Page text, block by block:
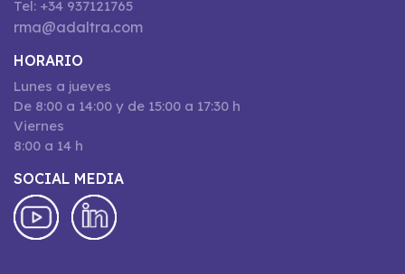
Tel: +34 937121765
rma@adaltra.com
HORARIO
Lunes a jueves
De 8:00 a 14:00 y de 15:00 a 17:30 h
Viernes
8:00 a 14 h
SOCIAL MEDIA